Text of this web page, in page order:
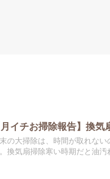
月イチお掃除報告】換
の大掃除は、時間が取れな
換気扇掃除寒い時期だと油汚